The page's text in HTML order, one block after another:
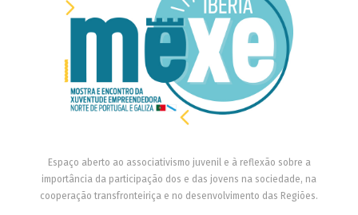
Espaço aberto ao associativismo juvenil e à reflexão sobre a
importância da participação dos e das jovens na sociedade, na
cooperação transfronteiriça e no desenvolvimento das Regiões.